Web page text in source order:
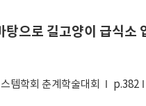
으로 길고양이 급식소
템학회 춘계학술대회 p.382